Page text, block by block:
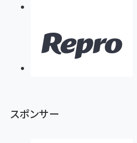
スポンサー